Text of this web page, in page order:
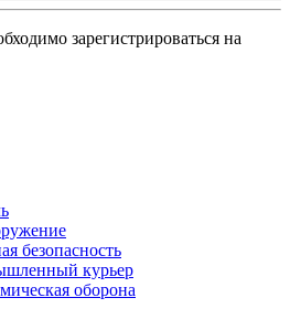
зарегистрироваться на
безопасность
курьер
оборона